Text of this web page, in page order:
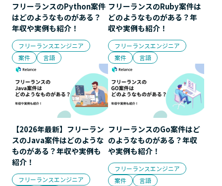
フリーランスのPython案件
はどのようなものがある？
年収や実例も紹介！
フリーランスエンジニア
案件
言語
フリーランスのRuby案件は
どのようなものがある？年
収や実例も紹介！
フリーランスエンジニア
案件
言語
【2026年最新】フリーラン
スのJava案件はどのような
ものがある？年収や実例も
紹介！
フリーランスエンジニア
フリーランスのGo案件はど
のようなものがある？年収
や実例も紹介！
フリーランスエンジニア
案件
言語